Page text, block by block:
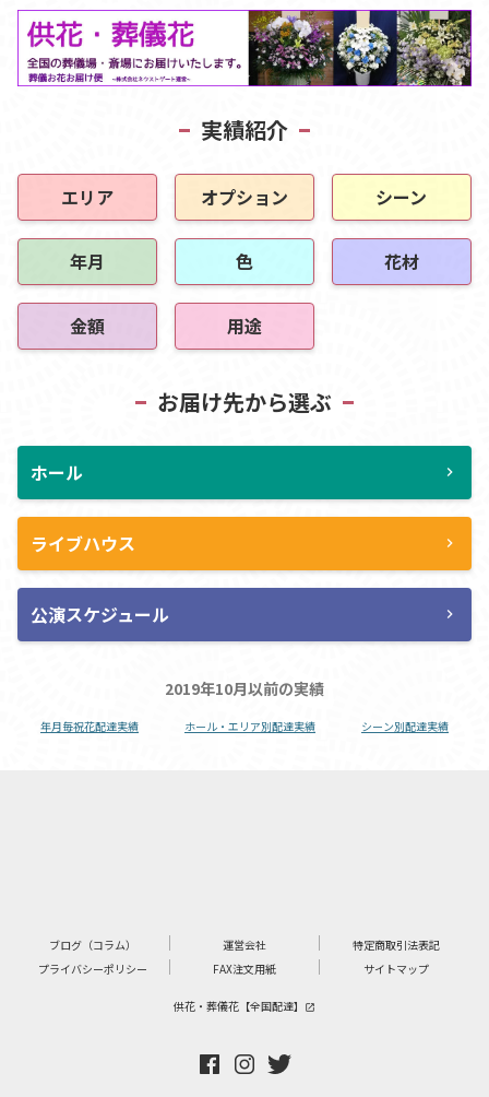
実績紹介
エリア オプション シーン
年月 色 花材
金額 用途
お届け先から選ぶ
ホール chevron_right
ライブハウス chevron_right
公演スケジュール chevron_right
2019年10月以前の実績
年月毎祝花配達実績 ホール・エリア別配達実績 シーン別配達実績
ブログ（コラム） 運営会社
特定商取引法表記
プライバシーポリシー
FAX注文用紙 サイトマップ
供花・葬儀花【全国配達】 launch